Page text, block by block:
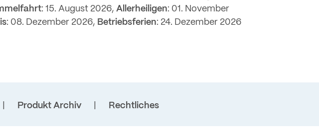
: 15. August 2026, Allerheiligen: 01. November
: 08. Dezember 2026, Betriebsferien: 24. Dezember 2026
Produkt Archiv Rechtliches